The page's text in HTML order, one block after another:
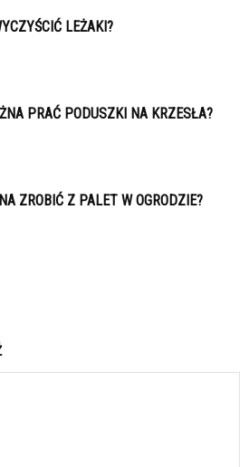
LEŻAKI?
PRAĆ PODUSZKI NA KRZESŁA?
ZROBIĆ Z PALET W OGRODZIE?